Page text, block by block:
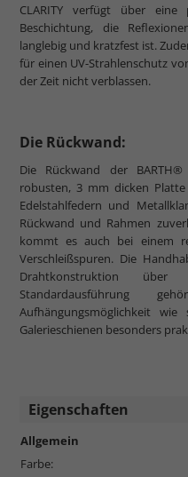
CLARITY verfügt über eine
Beschichtung, die
langlebig und kratzfest ist.
für einen UV-Strahlenschutz
der Zeit nicht verblassen.
Die Rückwand:
Die Rückwand der
robusten, 3 mm dicken
Edelstahlfedern und
Rückwand und Rahmen
kommt es auch bei einem
Verschleißspuren. Die
Drahtkonstruktion
Standardausführung
Aufhängungsmöglichkeit
Galerieschienen besonders
Eigenschaften
Allgemein
Farbe: